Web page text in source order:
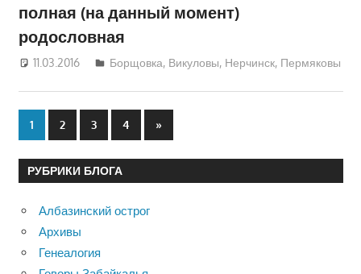
полная (на данный момент)
родословная
11.03.2016 Алексей Викулов
Борщовка, Викуловы, Нерчинск, Пермяковы
Пагинация
записей
1 2 3 4
Следующие
записи
»
РУБРИКИ БЛОГА
Албазинский острог
Архивы
Генеалогия